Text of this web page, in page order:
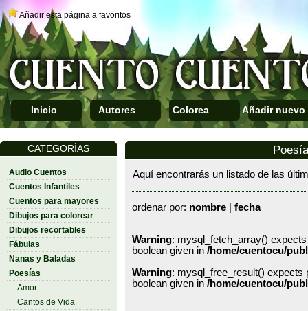
Añadir esta página a favoritos
Inicio Autores Colorea Añadir nuevo
CATEGORÍAS
Audio Cuentos
Cuentos Infantiles
Cuentos para mayores
Dibujos para colorear
Dibujos recortables
Fábulas
Nanas y Baladas
Poesías
Amor
Cantos de Vida
Aquí encontrarás un listado de las
ordenar por: nombre fecha
Warning: mysql_fetch_array()
boolean given in /home/cuentocu/
Warning: mysql_free_result() expects
boolean given in /home/cuentocu/